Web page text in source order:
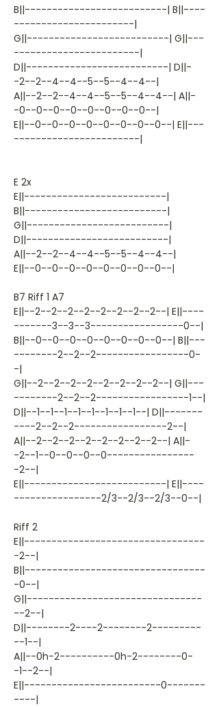
B||--------------------------| B||----
----------------------|
G||--------------------------| G||---
-----------------------|
D||--------------------------| D||-
-2--2--4--4--5--5--4--4--|
A||--2--2--4--4--5--5--4--4--| A||-
-0--0--0--0--0--0--0--0--|
E||--0--0--0--0--0--0--0--0--| E||---
-----------------------|
E 2x
E||--------------------------|
B||--------------------------|
G||--------------------------|
D||--------------------------|
A||--2--2--4--4--5--5--4--4--|
E||--0--0--0--0--0--0--0--0--|
B7 Riff 1 A7
E||--2--2--2--2--2--2--2--2--| E||----
-------3--3--3-----------------0--|
B||--0--0--0--0--0--0--0--0--| B||---
--------2--2--2-----------------0-
-|
G||--2--2--2--2--2--2--2--2--| G||---
--------2--2--2-----------------1--|
D||--1--1--1--1--1--1--1--1--| D||-------
----2--2--2-----------------2--|
A||--2--2--2--2--2--2--2--2--| A||-
-2--1--0--0--0--0----------------
-2--|
E||--------------------------| E||----
----------------2/3--2/3--2/3--0--|
Riff 2
E||---------------------------------
-2--|
B||---------------------------------
-0--|
G||--------------------------------
--2--|
D||--------2----2--------2---------
--1--|
A||--0h-2----------0h-2--------0-
-1--2--|
E||-------------------------0-------
----|